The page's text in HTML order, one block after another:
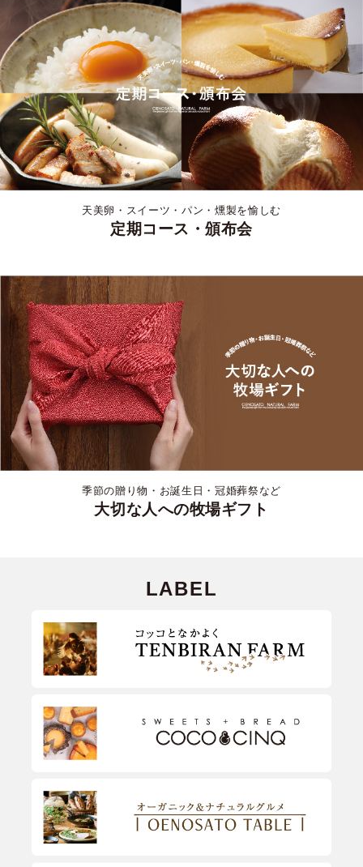
天美卵・スイーツ・パン・燻製を愉しむ
定期コース・頒布会
季節の贈り物・お誕生日・冠婚葬祭など
大切な人への牧場ギフト
LABEL